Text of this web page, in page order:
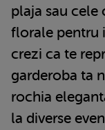
plaja sau cele
florale pentru
crezi ca te
garderoba ta
rochia
la diverse